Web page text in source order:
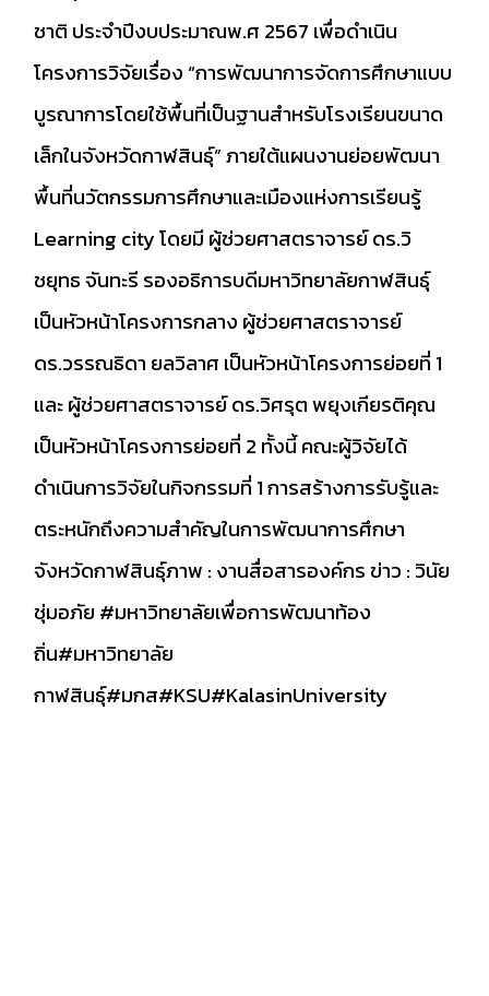
ชาติ ประจำปีงบประมาณพ.ศ 2567 เพื่อดำเนิน
โครงการวิจัยเรื่อง “การพัฒนาการจัดการศึกษาแบบ
บูรณาการโดยใช้พื้นที่เป็นฐานสำหรับโรงเรียนขนาด
เล็กในจังหวัดกาฬสินธุ์” ภายใต้แผนงานย่อยพัฒนา
พื้นที่นวัตกรรมการศึกษาและเมืองแห่งการเรียนรู้
Learning city โดยมี ผู้ช่วยศาสตราจารย์ ดร.วิ
ชยุทธ จันทะรี รองอธิการบดีมหาวิทยาลัยกาฬสินธุ์
เป็นหัวหน้าโครงการกลาง ผู้ช่วยศาสตราจารย์
ดร.วรรณธิดา ยลวิลาศ เป็นหัวหน้าโครงการย่อยที่ 1
และ ผู้ช่วยศาสตราจารย์ ดร.วิศรุต พยุงเกียรติคุณ
เป็นหัวหน้าโครงการย่อยที่ 2 ทั้งนี้ คณะผู้วิจัยได้
ดำเนินการวิจัยในกิจกรรมที่ 1 การสร้างการรับรู้และ
ตระหนักถึงความสำคัญในการพัฒนาการศึกษา
จังหวัดกาฬสินธุ์ภาพ : งานสื่อสารองค์กร ข่าว : วินัย
ชุ่มอภัย #มหาวิทยาลัยเพื่อการพัฒนาท้อง
ถิ่น#มหาวิทยาลัย
กาฬสินธุ์#มกส#KSU#KalasinUniversity